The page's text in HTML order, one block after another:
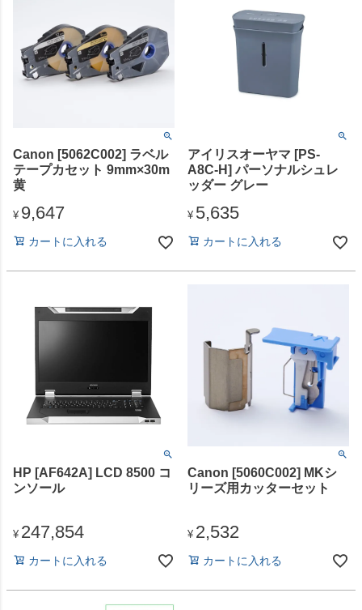
Canon [5062C002] ラベル
テープカセット 9mm×30m
黄
¥ 9,647
カートに入れる
アイリスオーヤマ [PS-
A8C-H] パーソナルシュレ
ッダー グレー
¥ 5,635
カートに入れる
HP [AF642A] LCD 8500 コ
ンソール
¥ 247,854
カートに入れる
Canon [5060C002] MKシ
リーズ用カッターセット
¥ 2,532
カートに入れる